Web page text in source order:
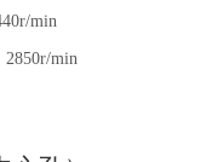
min
2850r/min